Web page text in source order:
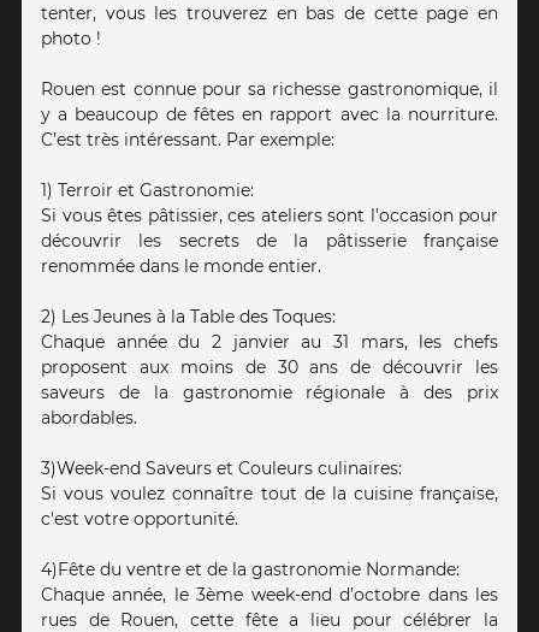
tenter, vous les trouverez en bas de cette page en
photo !
Rouen est connue pour sa richesse gastronomique, il
y a beaucoup de fêtes en rapport avec la nourriture.
C’est très intéressant. Par exemple:
1) Terroir et Gastronomie:
Si vous êtes pâtissier, ces ateliers sont l’occasion pour
découvrir les secrets de la pâtisserie française
renommée dans le monde entier.
2) Les Jeunes à la Table des Toques:
Chaque année du 2 janvier au 31 mars, les chefs
proposent aux moins de 30 ans de découvrir les
saveurs de la gastronomie régionale à des prix
abordables.
3)Week-end Saveurs et Couleurs culinaires:
Si vous voulez connaître tout de la cuisine française,
c'est votre opportunité.
4)Fête du ventre et de la gastronomie Normande:
Chaque année, le 3ème week-end d’octobre dans les
rues de Rouen, cette fête a lieu pour célébrer la